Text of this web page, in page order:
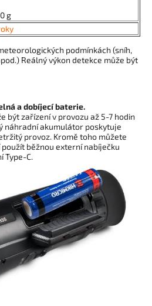
g
podmínkách (sníh,
Reálný výkon detekce může být
a dobíjecí baterie.
být zařízení v provozu až 5-7 hodin
náhradní akumulátor poskytuje
provoz. Kromě toho můžete
běžnou externí nabíječku
Type-C.